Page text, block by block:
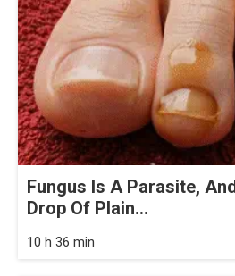
Fungus Is A Parasite,
Drop Of Plain...
10 h 36 min